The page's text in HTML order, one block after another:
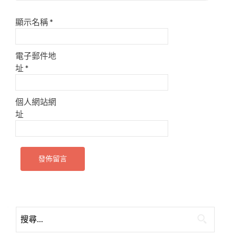
顯示名稱*
電子郵件地
址*
個人網站網
址
尋